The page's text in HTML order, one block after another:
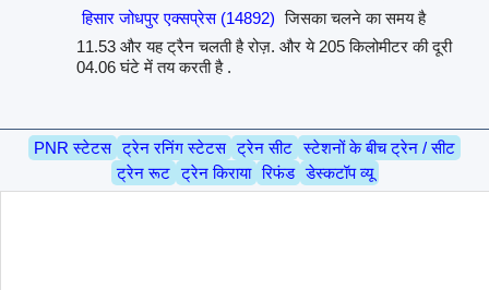
हिसार जोधपुर एक्सप्रेस (14892) जिसका चलने का समय है
11.53 और यह ट्रैन चलती है रोज़. और ये 205 किलोमीटर की दूरी
04.06 घंटे में तय करती है .
PNR स्टेटस ट्रेन रनिंग स्टेटस ट्रेन सीट स्टेशनों के बीच ट्रेन / सीट
ट्रेन रूट ट्रेन किराया रिफंड डेस्कटॉप व्यू